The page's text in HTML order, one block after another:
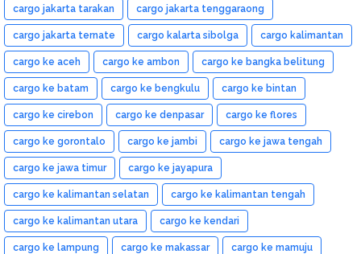
cargo jakarta tarakan cargo jakarta tenggaraong
cargo jakarta ternate cargo kalarta sibolga cargo kalimantan
cargo ke aceh cargo ke ambon cargo ke bangka belitung
cargo ke batam cargo ke bengkulu cargo ke bintan
cargo ke cirebon cargo ke denpasar cargo ke flores
cargo ke gorontalo cargo ke jambi cargo ke jawa tengah
cargo ke jawa timur cargo ke jayapura
cargo ke kalimantan selatan cargo ke kalimantan tengah
cargo ke kalimantan utara cargo ke kendari
cargo ke lampung cargo ke makassar cargo ke mamuju